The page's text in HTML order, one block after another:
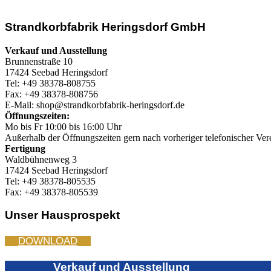
Strandkorbfabrik Heringsdorf GmbH
Verkauf und Ausstellung
Brunnenstraße 10
17424 Seebad Heringsdorf
Tel: +49 38378-808755
Fax: +49 38378-808756
E-Mail: shop@strandkorbfabrik-heringsdorf.de
Öffnungszeiten:
Mo bis Fr 10:00 bis 16:00 Uhr
Außerhalb der Öffnungszeiten gern nach vorheriger telefonischer
Fertigung
Waldbühnenweg 3
17424 Seebad Heringsdorf
Tel: +49 38378-805535
Fax: +49 38378-805539
Unser Hausprospekt
DOWNLOAD
Verkauf und Ausstellung